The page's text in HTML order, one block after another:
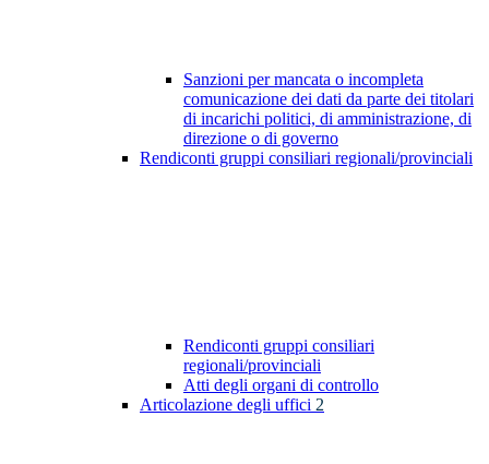
Sanzioni per mancata o incompleta
comunicazione dei dati da parte dei titolari
di incarichi politici, di amministrazione, di
direzione o di governo
Rendiconti gruppi consiliari regionali/provinciali
Rendiconti gruppi consiliari
regionali/provinciali
Atti degli organi di controllo
Articolazione degli uffici 2